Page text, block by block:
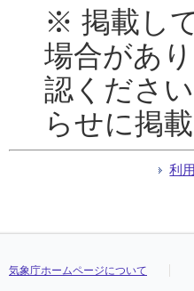
※ 掲載し
場合があ
認くださ
らせに掲
利
気象庁ホームページについて